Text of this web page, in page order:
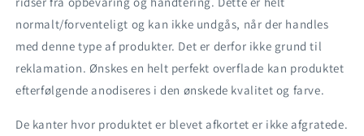
normalt/forventeligt og kan ikke undgås, når der handles
med denne type af produkter. Det er derfor ikke grund til
reklamation. Ønskes en helt perfekt overflade kan produktet
efterfølgende anodiseres i den ønskede kvalitet og farve.
De kanter hvor produktet er blevet afkortet er ikke afgratede.